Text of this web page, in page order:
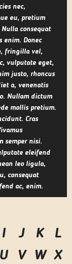
nec,
eu, pretium
Nulla consequat
enim. Donec
fringilla vel,
vulputate eget,
justo, rhoncus
a, venenatis
Nullam dictum
mollis pretium.
Cras
semper nisi.
eleifend
leo ligula,
consequat
ac, enim.
I J K
L
U V W X